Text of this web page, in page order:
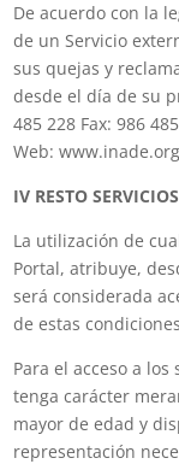
De acuerdo con la
de un Servicio
sus quejas y
desde el día de su
485 228 Fax: 986
Web: www.inade.org
IV RESTO SERVICIOS
La utilización de
Portal, atribuye,
será considerada
de estas
Para el acceso a
tenga carácter
mayor de edad y
representación